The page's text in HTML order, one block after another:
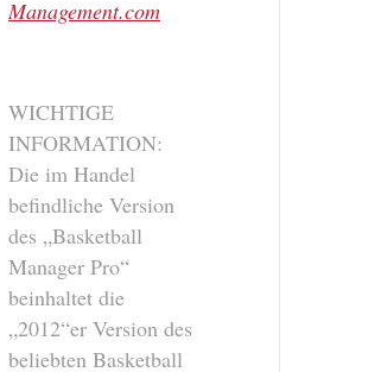
Management.com
WICHTIGE
INFORMATION:
Die im Handel
befindliche Version
des „Basketball
Manager Pro“
beinhaltet die
„2012“er Version des
beliebten Basketball